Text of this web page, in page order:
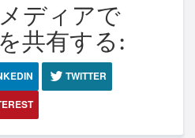
ディアで
共有する:
TWITTER